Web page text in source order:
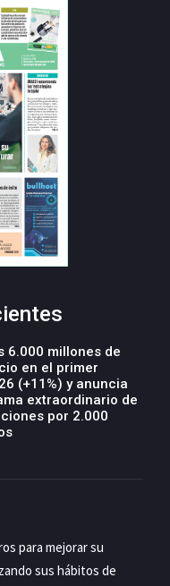
6.000 millones de
en el primer
(+11%) y anuncia
extraordinario de
por 2.000
un modelo global
presente en siete
para mejorar su
sus hábitos de